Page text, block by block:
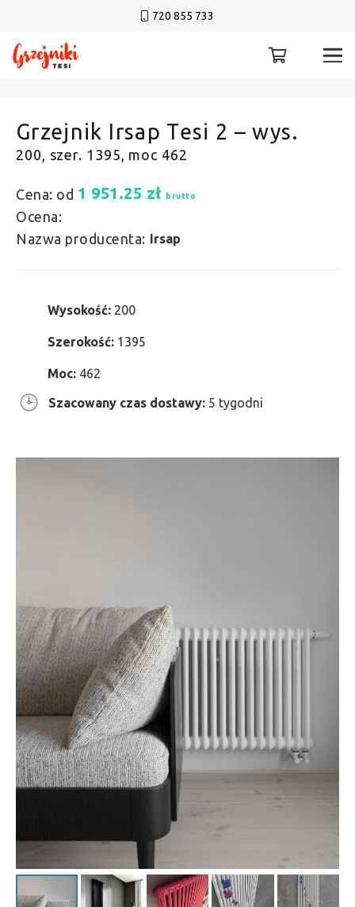
720 855 733
Grzejnik Irsap Tesi 2 – wys.
200, szer. 1395, moc 462
Cena: od 1 951.25 zł brutto
Ocena:
Nazwa producenta: Irsap
Wysokość: 200
Szerokość: 1395
Moc: 462
Szacowany czas dostawy: 5 tygodni